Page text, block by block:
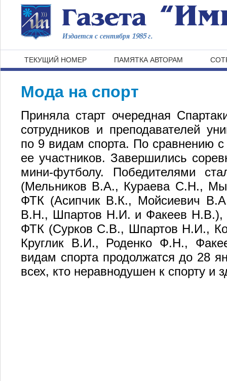
Издается с сентября 1985 г.
ТЕКУЩИЙ НОМЕР ПАМЯТКА АВТОРАМ
Мода на спорт
Приняла старт очередная
сотрудников и преподавателей
по 9 видам спорта. По сравнению
ее участников. Завершились
мини-футболу. Победителями
(Мельников В.А., Кураева С.Н.,
ФТК (Асипчик В.К., Мойсиевич
В.Н., Шпартов Н.И. и Факеев Н.В.),
ФТК (Сурков С.В., Шпартов Н.И.,
Круглик В.И., Роденко Ф.Н.,
видам спорта продолжатся до 28
всех, кто неравнодушен к спорту и